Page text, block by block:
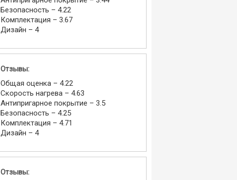
Безопасность – 4.22
Комплектация – 3.67
Дизайн – 4
Отзывы:
Общая оценка – 4.22
Скорость нагрева – 4.63
Антипригарное покрытие – 3.5
Безопасность – 4.25
Комплектация – 4.71
Дизайн – 4
Отзывы: